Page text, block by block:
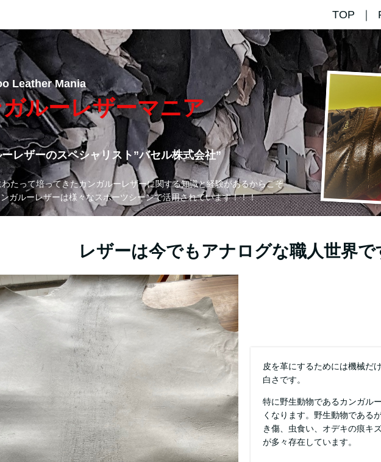
TOP
Leather Mania
ルーレザーマニア
レザーのスペシャリスト”バセル株式会社”
たって培ってきたカンガルーレザーに関する知識と経験があるからこそ
ガルーレザーは様々なスポーツシーンで活用されています！！！
レザーは今でもアナログな職人世界で
皮を革にするためには機械だ
白さです。
特に野生動物であるカンガル
くなります。野生動物である
き傷、虫食い、オデキの痕キ
が多々存在しています。